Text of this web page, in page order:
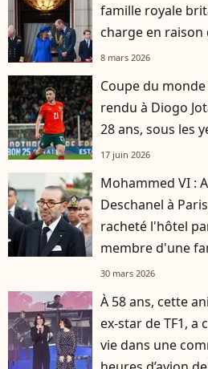
famille royale
charge en raison
8 mars 2026
Coupe du
rendu à Diogo
28 ans, sous les
17 juin 2026
Mohammed VI :
Deschanel à
racheté l'hôtel
membre d'une
30 mars 2026
À 58 ans, cette
ex-star de TF1,
vie dans une